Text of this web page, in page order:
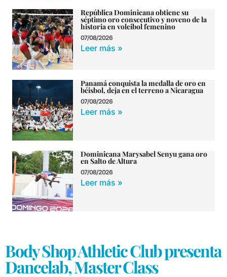
República Dominicana obtiene su
séptimo oro consecutivo y noveno de la
historia en voleibol femenino
07/08/2026
Leer más »
Panamá conquista la medalla de oro en
béisbol, deja en el terreno a Nicaragua
07/08/2026
Leer más »
Dominicana Marysabel Senyu gana oro
en Salto de Altura
07/08/2026
Leer más »
Body Shop Athletic Club presenta
Dancelab, Master Class